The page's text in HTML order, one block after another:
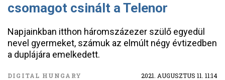
csomagot csinált a Telenor
Napjainkban itthon háromszázezer szülő egyedül
nevel gyermeket, számuk az elmúlt négy évtizedben
a duplájára emelkedett.
DIGITAL HUNGARY 2021. AUGUSZTUS 11. 11:14